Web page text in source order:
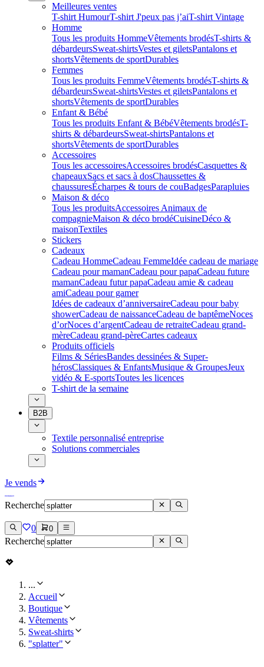
Meilleures ventes
T-shirt HumourT-shirt J'peux pas j’aiT-shirt Vintage
Homme
Tous les produits HommeVêtements brodésT-shirts &
débardeursSweat-shirtsVestes et giletsPantalons et
shortsVêtements de sportDurables
Femmes
Tous les produits FemmeVêtements brodésT-shirts &
débardeursSweat-shirtsVestes et giletsPantalons et
shortsVêtements de sportDurables
Enfant & Bébé
Tous les produits Enfant & BébéVêtements brodésT-
shirts & débardeursSweat-shirtsPantalons et
shortsVêtements de sportDurables
Accessoires
Tous les accessoiresAccessoires brodésCasquettes &
chapeauxSacs et sacs à dosChaussettes &
chaussuresÉcharpes & tours de couBadgesParapluies
Maison & déco
Tous les produitsAccessoires Animaux de
compagnieMaison & déco brodéCuisineDéco &
maisonTextiles
Stickers
Cadeaux
Cadeau HommeCadeau FemmeIdée cadeau de mariage​
Cadeau pour mamanCadeau pour papaCadeau future
mamanCadeau futur papaCadeau amie & cadeau
amiCadeau pour gamer
Idées de cadeaux d’anniversaireCadeau pour baby
showerCadeau de naissanceCadeau de baptêmeNoces
d’orNoces d’argentCadeau de retraiteCadeau grand-
mèreCadeau grand-pèreCartes cadeaux
Produits officiels
Films & SériesBandes dessinées & Super-
hérosClassiques & EnfantsMusique & GroupesJeux
vidéo & E-sportsToutes les licences
T-shirt de la semaine
B2B
Textile personnalisé entreprise
Solutions commerciales
Je vends
Recherche
0 0
Recherche
...
Accueil
Boutique
Vêtements
Sweat-shirts
"splatter"